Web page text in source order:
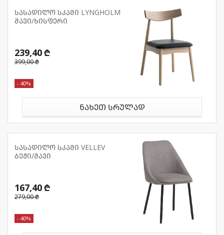
სასადილო სკამი LYNGHOLM
შავი/ხისფერი
239,40 ₾
399,00 ₾
- 40%
ნახეთ სრულად
სასადილო სკამი VELLEV
ბეჟი/შავი
167,40 ₾
279,00 ₾
- 40%